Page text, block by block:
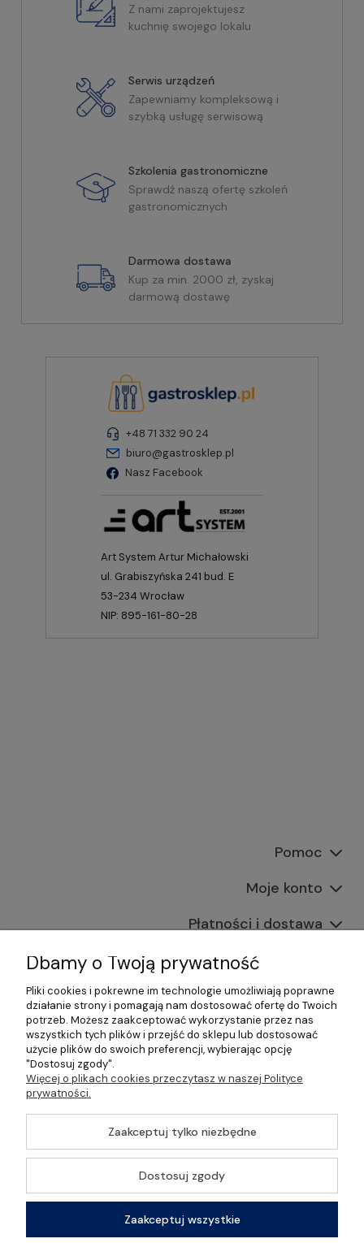
Z nami zaprojektujesz
kuchnię swojego lokalu
Serwis urządzeń
Zapewniamy kompleksową i
szybką usługę serwisową
Szkolenia gastronomiczne
Sprawdź naszą ofertę szkoleń
gastronomicznych
Darmowa dostawa
Kup za min. 2000 zł, zyskaj
darmową dostawę
+48 71 332 90 24
biuro@gastrosklep.pl
Nasz Facebook
Art System Artur Michałowski
ul. Grabiszyńska 241 bud. E
53-234 Wrocław
NIP: 895-161-80-28
Pomoc
Moje konto
Płatności i dostawa
Informacje
O nas
©2026 Wszelkie Prawa Zastrzeżone | Gastrosklep |
Wyposażenie gastronomii, restauracji oraz barów
Szablon Master byEcommercy
Pokaż pełną wersję strony
Sklep internetowy Shoper Premium
Dbamy o Twoją prywatność
Pliki cookies i pokrewne im technologie umożliwiają poprawne
działanie strony i pomagają nam dostosować ofertę do Twoich
potrzeb. Możesz zaakceptować wykorzystanie przez nas
wszystkich tych plików i przejść do sklepu lub dostosować
użycie plików do swoich preferencji, wybierając opcję
"Dostosuj zgody".
Więcej o plikach cookies przeczytasz w naszej Polityce
prywatności.
Zaakceptuj tylko niezbędne
Dostosuj zgody
Zaakceptuj wszystkie